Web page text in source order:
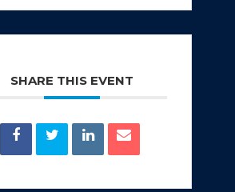
SHARE THIS EVENT